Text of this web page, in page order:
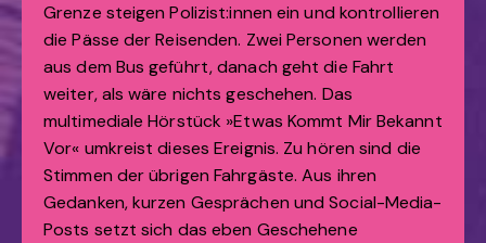
Grenze steigen Polizist:innen ein und kontrollieren
die Pässe der Reisenden. Zwei Personen werden
aus dem Bus geführt, danach geht die Fahrt
weiter, als wäre nichts geschehen. Das
multimediale Hörstück »Etwas Kommt Mir Bekannt
Vor« umkreist dieses Ereignis. Zu hören sind die
Stimmen der übrigen Fahrgäste. Aus ihren
Gedanken, kurzen Gesprächen und Social-Media-
Posts setzt sich das eben Geschehene